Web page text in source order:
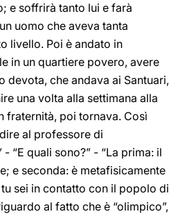
e soffrirà tanto lui e farà
uomo che aveva tanta
livello. Poi è andato in
in un quartiere povero, avere
che andava ai Santuari,
una volta alla settimana alla
fraternità, poi tornava. Così
al professore di
“E quali sono?” - “La prima: il
e seconda: è metafisicamente
sei in contatto con il popolo di
al fatto che è “olimpico”,